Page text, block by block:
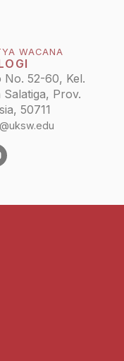
WACANA
52-60, Kel.
Salatiga, Prov.
50711